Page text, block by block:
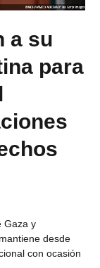
a su
para
Gaza y
desde
con ocasión